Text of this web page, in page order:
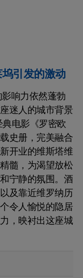
引发的激动
响力依然蓬勃
迷人的城市背景
电影《罗密欧
史册，完美融合
开业的维斯塔维
髓，为渴望放松
宁静的氛围。酒
及靠近维罗纳历
令人愉悦的隐居
，映衬出这座城